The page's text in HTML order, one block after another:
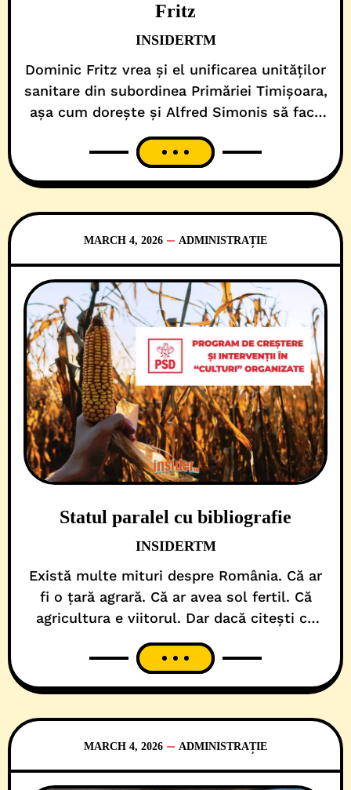
Fritz
INSIDERTM
Dominic Fritz vrea și el unificarea unităților
sanitare din subordinea Primăriei Timișoara,
așa cum dorește și Alfred Simonis să facă
cu cele din parohia Consiliului Județean
Timiș. În primă fază, edilul a anunțat că
vrea contopirea Spitalului Clinic Municipal
CFR și, apoi, într-o altă etapă, cu cel de
Boli
MARCH 4, 2026 ADMINISTRAȚIE
Statul paralel cu bibliografie
INSIDERTM
Există multe mituri despre România. Că ar
fi o țară agrară. Că ar avea sol fertil. Că
agricultura e viitorul. Dar dacă citești cu
atenție sentința penală a Înaltei Curți de
Casație și Justiție, pronunțată chiar ieri (4
martie 2026), pe baza unui dosar coordonat
De fapt,
MARCH 4, 2026 ADMINISTRAȚIE